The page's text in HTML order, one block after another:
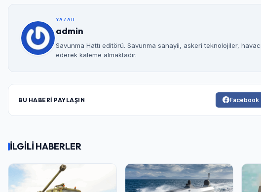
YAZAR
admin
Savunma Hattı editörü. Savunma sanayii, askeri teknolojiler,
ederek kaleme almaktadır.
BU HABERİ PAYLAŞIN Facebook
İLGİLİ HABERLER